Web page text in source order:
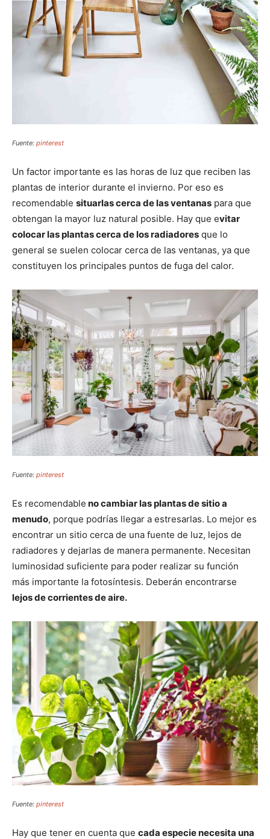
Fuente: pinterest
Un factor importante es las horas de luz que reciben las
plantas de interior durante el invierno. Por eso es
recomendable situarlas cerca de las ventanas para que
obtengan la mayor luz natural posible. Hay que evitar
colocar las plantas cerca de los radiadores que lo
general se suelen colocar cerca de las ventanas, ya que
constituyen los principales puntos de fuga del calor.
Fuente: pinterest
Es recomendable no cambiar las plantas de sitio a
menudo, porque podrías llegar a estresarlas. Lo mejor es
encontrar un sitio cerca de una fuente de luz, lejos de
radiadores y dejarlas de manera permanente. Necesitan
luminosidad suficiente para poder realizar su función
más importante la fotosíntesis. Deberán encontrarse
lejos de corrientes de aire.
Fuente: pinterest
Hay que tener en cuenta que cada especie necesita una